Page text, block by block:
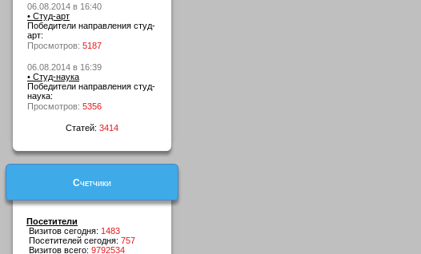
06.08.2014 в 16:40
• Студ-арт
Победители направления студ-
арт:
Просмотров: 5187
06.08.2014 в 16:39
• Студ-наука
Победители направления студ-
наука:
Просмотров: 5356
Статей: 3414
Счетчики
Посетители
Визитов сегодня: 1483
Посетителей сегодня: 757
Визитов всего: 9792534